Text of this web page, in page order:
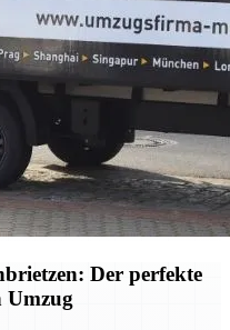
Der perfekte
Umzug